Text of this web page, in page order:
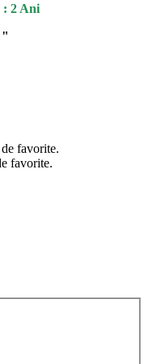
: 2 Ani
"
favorite.
favorite.